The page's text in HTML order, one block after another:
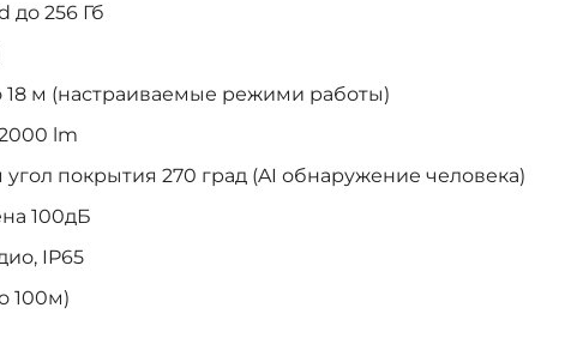
до 256 Гб
м (настраиваемые режими работы)
lm
угол покрытия 270 град (AI обнаружение человека)
100дБ
IP65
100м)